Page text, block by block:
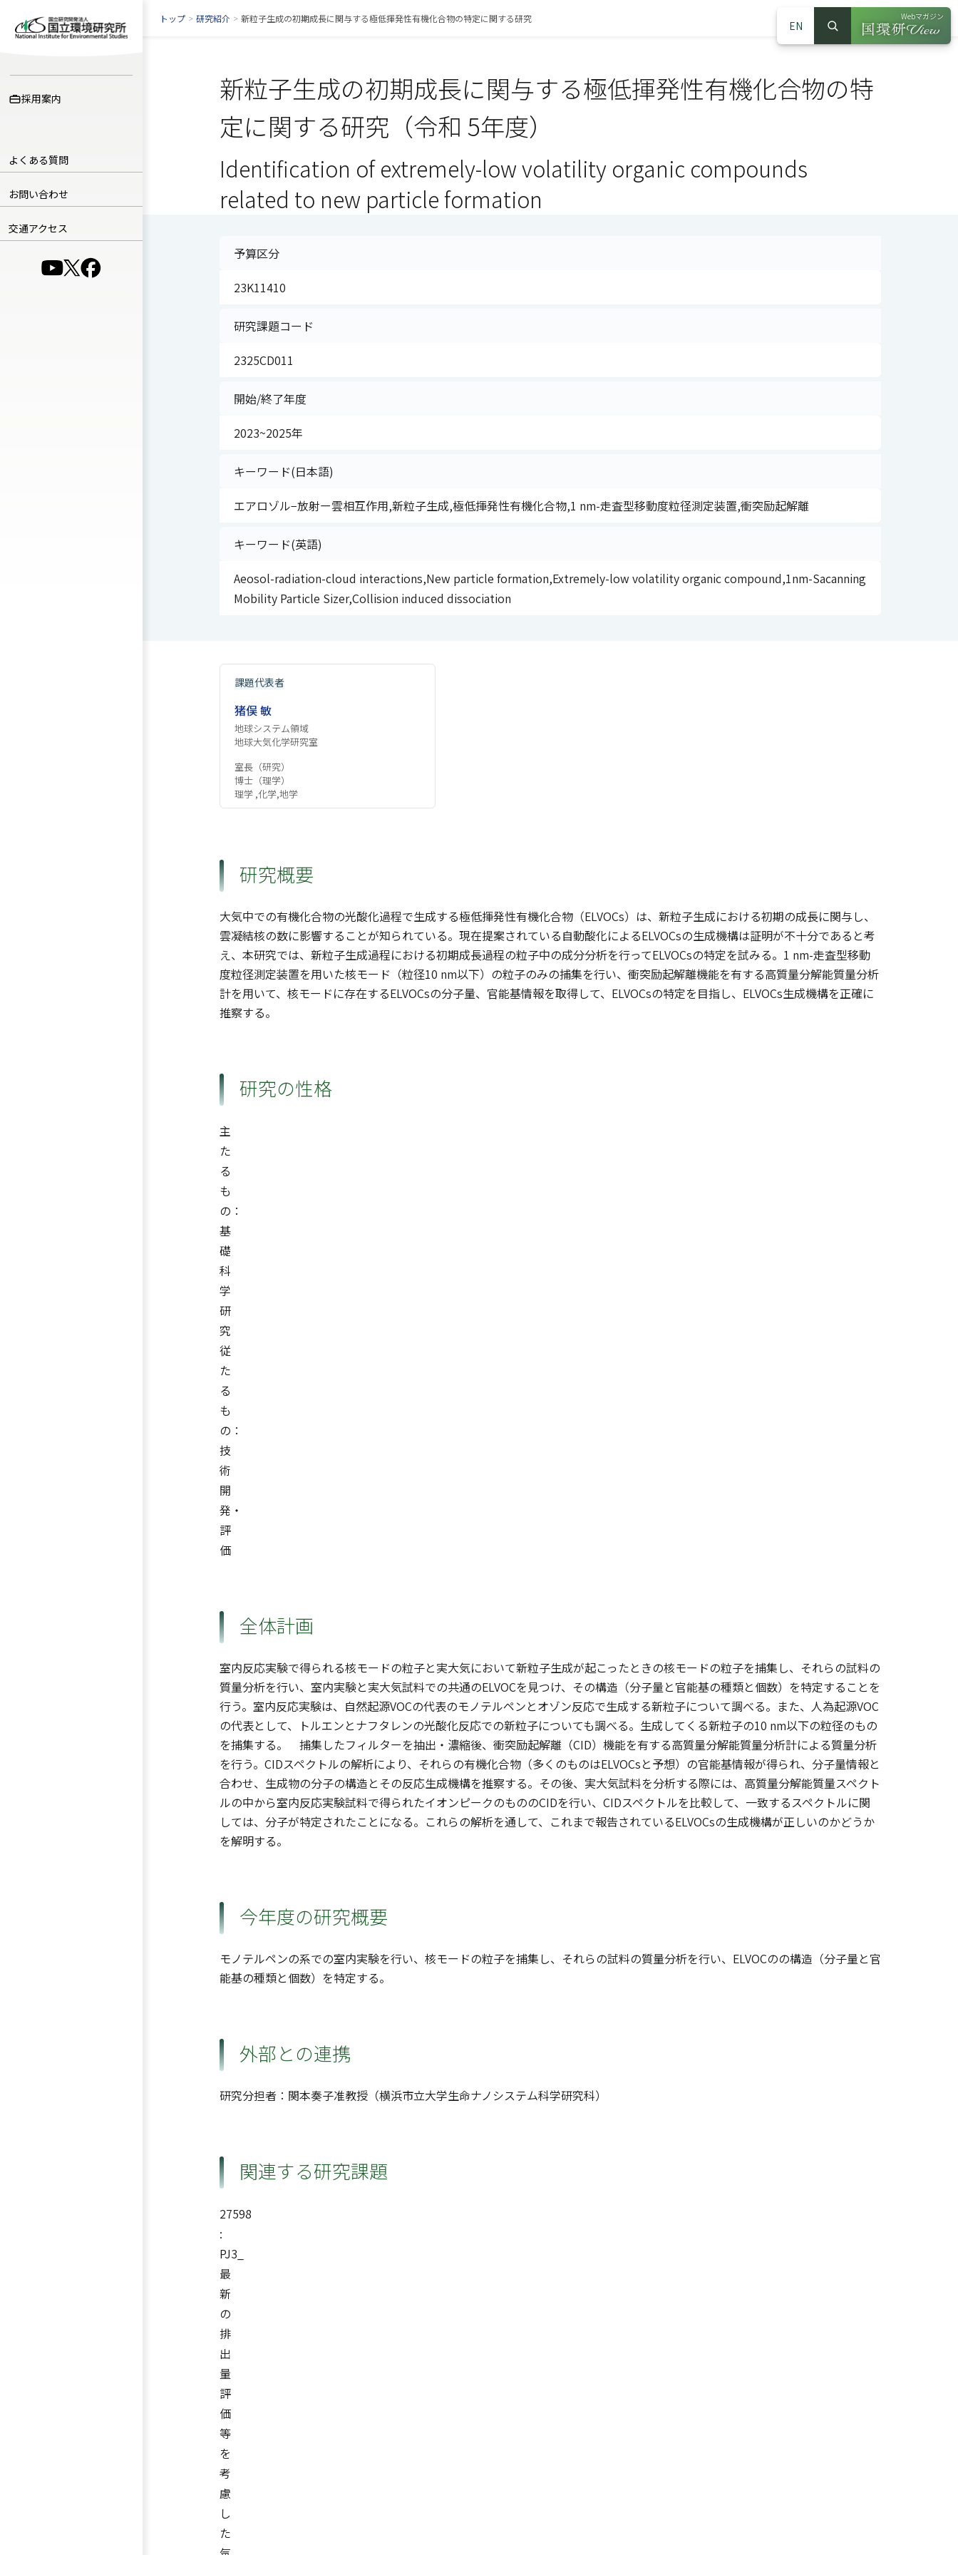
採用案内
よくある質問
お問い合わせ
交通アクセス
（別ウインドウで開きます）
（別ウインドウで開きます）
（別ウインドウで開きます）
EN
サイト内検索
検索
Webマガジン
（別ウインドウ
トップ > 研究紹介 > 新粒子生成の初期成長に関与する極低揮発性有機化合物の特定に関する研究
新粒子生成の初期成長に関与する極低揮発性有機化合物の特
定に関する研究（令和 5年度）
Identification of extremely-low volatility organic compounds
related to new particle formation
予算区分
23K11410
研究課題コード
2325CD011
開始/終了年度
2023~2025年
キーワード(日本語)
エアロゾル−放射ー雲相互作用,新粒子生成,極低揮発性有機化合物,1 nm-走査型移動度粒径測定装置,衝突励起解離
キーワード(英語)
Aeosol-radiation-cloud interactions,New particle formation,Extremely-low volatility organic compound,1nm-Sacanning
Mobility Particle Sizer,Collision induced dissociation
課題代表者
猪俣 敏
地球システム領域
地球大気化学研究室
室長（研究）
博士（理学）
理学 ,化学,地学
研究概要
大気中での有機化合物の光酸化過程で生成する極低揮発性有機化合物（ELVOCs）は、新粒子生成における初期の成長に関与し、
雲凝結核の数に影響することが知られている。現在提案されている自動酸化によるELVOCsの生成機構は証明が不十分であると考
え、本研究では、新粒子生成過程における初期成長過程の粒子中の成分分析を行ってELVOCsの特定を試みる。1 nm-走査型移動
度粒径測定装置を用いた核モード（粒径10 nm以下）の粒子のみの捕集を行い、衝突励起解離機能を有する高質量分解能質量分析
計を用いて、核モードに存在するELVOCsの分子量、官能基情報を取得して、ELVOCsの特定を目指し、ELVOCs生成機構を正確に
推察する。
研究の性格
主
た
る
も
の：
基
礎
科
学
研
究
従
た
る
も
の：
技
術
開
発・
評
価
全体計画
室内反応実験で得られる核モードの粒子と実大気において新粒子生成が起こったときの核モードの粒子を捕集し、それらの試料の
質量分析を行い、室内実験と実大気試料での共通のELVOCを見つけ、その構造（分子量と官能基の種類と個数）を特定することを
行う。室内反応実験は、自然起源VOCの代表のモノテルペンとオゾン反応で生成する新粒子について調べる。また、人為起源VOC
の代表として、トルエンとナフタレンの光酸化反応での新粒子についても調べる。生成してくる新粒子の10 nm以下の粒径のもの
を捕集する。 捕集したフィルターを抽出・濃縮後、衝突励起解離（CID）機能を有する高質量分解能質量分析計による質量分析
を行う。CIDスペクトルの解析により、それらの有機化合物（多くのものはELVOCsと予想）の官能基情報が得られ、分子量情報と
合わせ、生成物の分子の構造とその反応生成機構を推察する。その後、実大気試料を分析する際には、高質量分解能質量スペクト
ルの中から室内反応実験試料で得られたイオンピークのもののCIDを行い、CIDスペクトルを比較して、一致するスペクトルに関
しては、分子が特定されたことになる。これらの解析を通して、これまで報告されているELVOCsの生成機構が正しいのかどうか
を解明する。
今年度の研究概要
モノテルペンの系での室内実験を行い、核モードの粒子を捕集し、それらの試料の質量分析を行い、ELVOCのの構造（分子量と官
能基の種類と個数）を特定する。
外部との連携
研究分担者：関本奏子准教授（横浜市立大学生命ナノシステム科学研究科）
関連する研究課題
27598
:
PJ3_
最
新
の
排
出
量
評
価
等
を
考
慮
し
た